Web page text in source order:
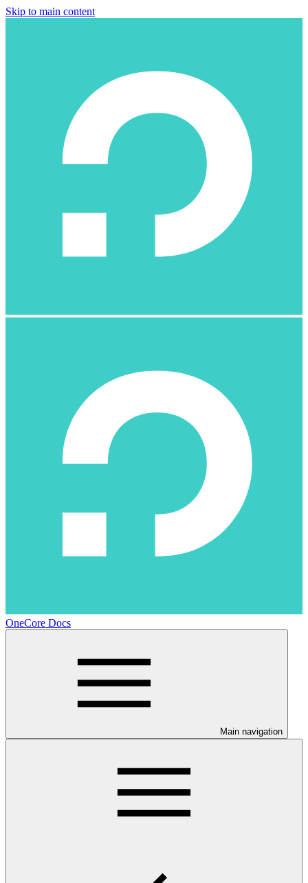
Skip to main content
OneCore Docs
Main navigation